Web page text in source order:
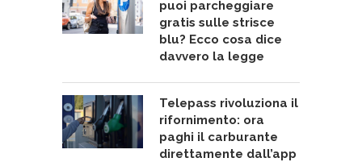
puoi parcheggiare
gratis sulle strisce
blu? Ecco cosa dice
davvero la legge
Telepass rivoluziona il
rifornimento: ora
paghi il carburante
direttamente dall’app